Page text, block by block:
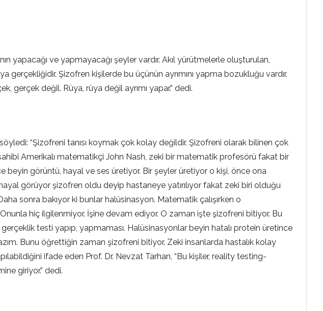
yapacağı ve yapmayacağı şeyler vardır. Akıl yürütmelerle oluşturulan,
gerçekliğidir. Şizofren kişilerde bu üçünün ayrımını yapma bozukluğu vardır.
gerçek değil. Rüya, rüya değil ayrımı yapar.” dedi.
“Şizofreni tanısı koymak çok kolay değildir. Şizofreni olarak bilinen çok
Amerikalı matematikçi John Nash, zeki bir matematik profesörü fakat bir
beyin görüntü, hayal ve ses üretiyor. Bir şeyler üretiyor o kişi, önce ona
görüyor şizofren oldu deyip hastaneye yatırılıyor fakat zeki biri olduğu
sonra bakıyor ki bunlar halüsinasyon. Matematik çalışırken o
hiç ilgilenmiyor. İşine devam ediyor. O zaman işte şizofreni bitiyor. Bu
testi yapıp, yapmaması. Halüsinasyonlar beyin hatalı protein üretince
Bunu öğrettiğin zaman şizofreni bitiyor. Zeki insanlarda hastalık kolay
ifade eden Prof. Dr. Nevzat Tarhan, “Bu kişiler, reality testing-
giriyor.” dedi.